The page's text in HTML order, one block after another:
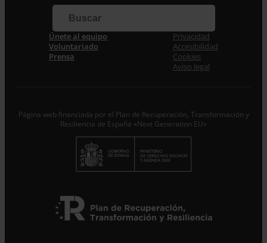
Correo electrónico *
Acepto la Política de Privacidad*
Desde ENTRECULTURAS FE Y ALEGRÍA ESPAÑA
Suscribirme
Únete al equipo
Voluntariado
Prensa
Privacidad
Accesibilidad
Cookies
Aviso legal
Página web financiada por el Plan de Recuperación, Transformación y
Resiliencia de España «Next Generation EU»